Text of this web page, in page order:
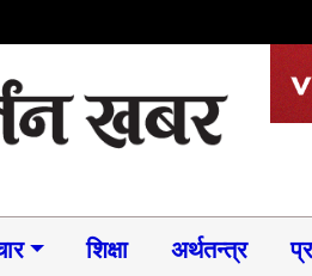
शिक्षा अर्थतन्त्र